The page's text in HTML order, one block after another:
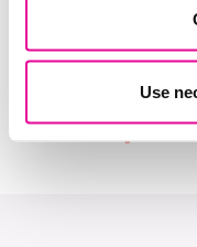
Use